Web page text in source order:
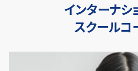
インターナシ
スクールコ